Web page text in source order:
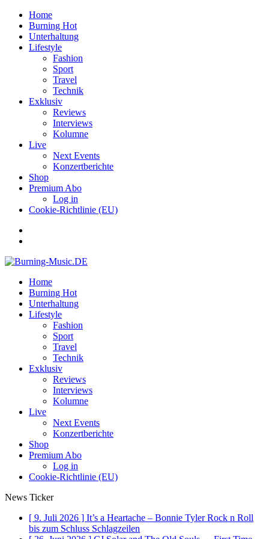
Home
Burning Hot
Unterhaltung
Lifestyle
Fashion
Sport
Travel
Technik
Exklusiv
Reviews
Interviews
Kolumne
Live
Next Events
Konzertberichte
Shop
Premium Abo
Log in
Cookie-Richtlinie (EU)
Home
Burning Hot
Unterhaltung
Lifestyle
Fashion
Sport
Travel
Technik
Exklusiv
Reviews
Interviews
Kolumne
Live
Next Events
Konzertberichte
Shop
Premium Abo
Log in
Cookie-Richtlinie (EU)
News Ticker
[ 9. Juli 2026 ] It’s a Heartache – Bonnie Tyler Rock n Roll
bis zum Schluss Schlagzeilen